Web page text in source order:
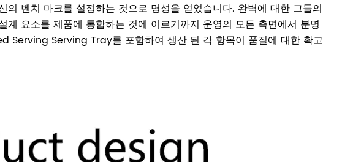
벤치 마크를 설정하는 것으로 명성을 얻었습니다. 완벽에 대한 그들의
요소를 제품에 통합하는 것에 이르기까지 운영의 모든 측면에서 분명
Serving Tray를 포함하여 생산 된 각 항목이 품질에 대한 확고